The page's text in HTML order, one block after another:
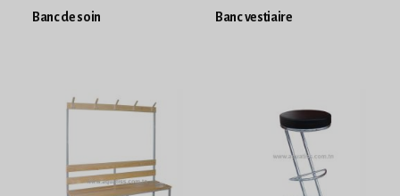
Banc de soin Banc vestiaire